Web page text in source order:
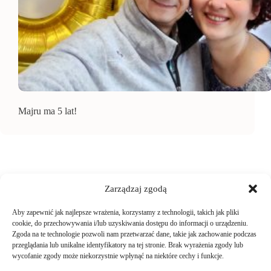
Zarządzaj zgodą
Aby zapewnić jak najlepsze wrażenia, korzystamy z technologii, takich jak pliki
cookie, do przechowywania i/lub uzyskiwania dostępu do informacji o urządzeniu.
Zgoda na te technologie pozwoli nam przetwarzać dane, takie jak zachowanie podczas
przeglądania lub unikalne identyfikatory na tej stronie. Brak wyrażenia zgody lub
wycofanie zgody może niekorzystnie wpłynąć na niektóre cechy i funkcje.
Majru ma 5 lat!
TWOJE ZAKUPY
Logowanie i rejestracja
Jak złożyć zamówienie
INFORMACJE PRAWNE